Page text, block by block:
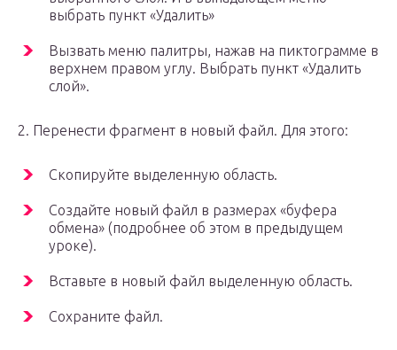
выбрать пункт «Удалить»
Вызвать меню палитры, нажав на пиктограмме в
верхнем правом углу. Выбрать пункт «Удалить
слой».
2. Перенести фрагмент в новый файл. Для этого:
Скопируйте выделенную область.
Создайте новый файл в размерах «буфера
обмена» (подробнее об этом в предыдущем
уроке).
Вставьте в новый файл выделенную область.
Сохраните файл.